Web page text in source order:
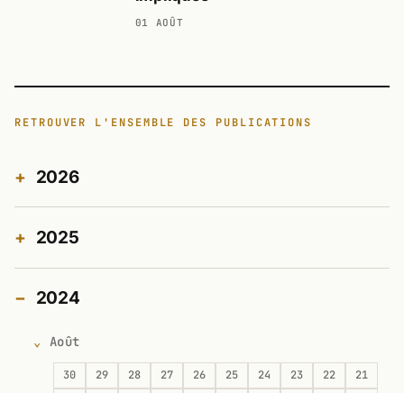
01 AOÛT
RETROUVER L'ENSEMBLE DES PUBLICATIONS
2026
2025
2024
Août
30 29 28 27 26 25 24 23 22
21